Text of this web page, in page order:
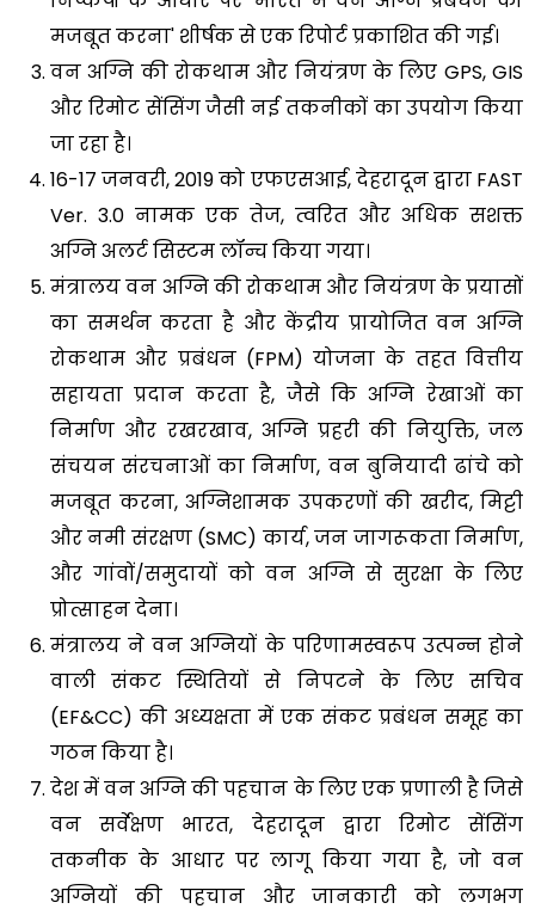
मजबूत करना' शीर्षक से एक रिपोर्ट प्रकाशित की गई।
वन अग्नि की रोकथाम और नियंत्रण के लिए GPS, GIS
और रिमोट सेंसिंग जैसी नई तकनीकों का उपयोग किया
जा रहा है।
16-17 जनवरी, 2019 को एफएसआई, देहरादून द्वारा FAST
Ver. 3.0 नामक एक तेज, त्वरित और अधिक सशक्त
अग्नि अलर्ट सिस्टम लॉन्च किया गया।
मंत्रालय वन अग्नि की रोकथाम और नियंत्रण के प्रयासों
का समर्थन करता है और केंद्रीय प्रायोजित वन अग्नि
रोकथाम और प्रबंधन (FPM) योजना के तहत वित्तीय
सहायता प्रदान करता है, जैसे कि अग्नि रेखाओं का
निर्माण और रखरखाव, अग्नि प्रहरी की नियुक्ति, जल
संचयन संरचनाओं का निर्माण, वन बुनियादी ढांचे को
मजबूत करना, अग्निशामक उपकरणों की खरीद, मिट्टी
और नमी संरक्षण (SMC) कार्य, जन जागरूकता निर्माण,
और गांवों/समुदायों को वन अग्नि से सुरक्षा के लिए
प्रोत्साहन देना।
मंत्रालय ने वन अग्नियों के परिणामस्वरूप उत्पन्न होने
वाली संकट स्थितियों से निपटने के लिए सचिव
(EF&CC) की अध्यक्षता में एक संकट प्रबंधन समूह का
गठन किया है।
देश में वन अग्नि की पहचान के लिए एक प्रणाली है जिसे
वन सर्वेक्षण भारत, देहरादून द्वारा रिमोट सेंसिंग
तकनीक के आधार पर लागू किया गया है, जो वन
अग्नियों की पहचान और जानकारी को लगभग